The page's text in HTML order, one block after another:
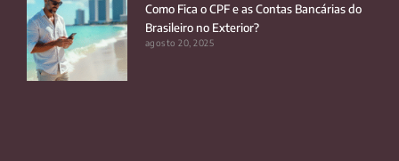
Como Fica o CPF e as Contas Bancárias do
Brasileiro no Exterior?
agosto 20, 2025